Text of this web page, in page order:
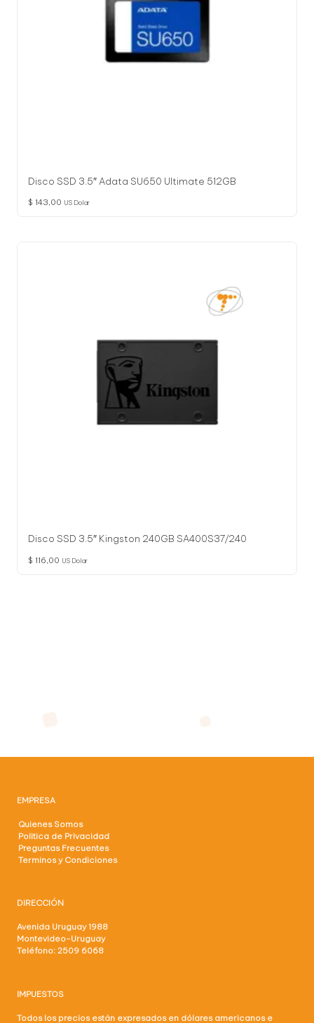
Disco SSD 3.5″ Adata SU650 Ultimate 512GB
$ 143,00 US Dolar
Disco SSD 3.5″ Kingston 240GB SA400S37/240
$ 116,00 US Dolar
EMPRESA
Quienes Somos
Politica de Privacidad
Preguntas Frecuentes
Terminos y Condiciones
DIRECCIÓN
Avenida Uruguay 1988
Montevideo-Uruguay
Teléfono: 2509 6068
IMPUESTOS
Todos los precios están expresados en dólares americanos e